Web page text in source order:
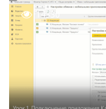
14330